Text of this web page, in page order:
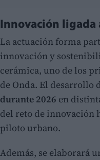
Innovación ligada
La actuación forma
innovación y
cerámica, uno de los
de Onda. El desarrollo
durante 2026 en
del reto de innovación
piloto urbano.
Además, se elaborará